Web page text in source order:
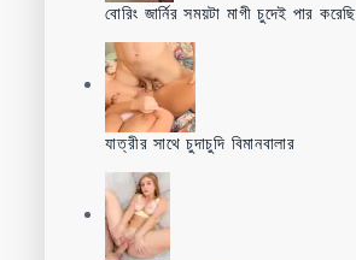
বোরিং জার্নির সময়টা মাগী চুদেই পার করেছি
যাত্রীর সাথে চুদাচুদি বিমানবালার